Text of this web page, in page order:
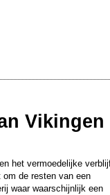
wonen meer
»
Vikingen
het vermoedelijke
de resten van een
waar waarschijnlijk een